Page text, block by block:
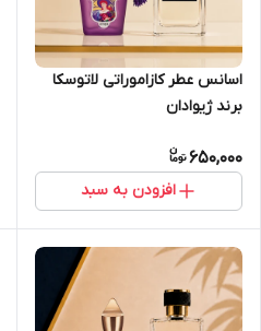
اسانس عطر کازاموراتی لاتوسکا
برند ژیوادان
650,000
افزودن به سبد